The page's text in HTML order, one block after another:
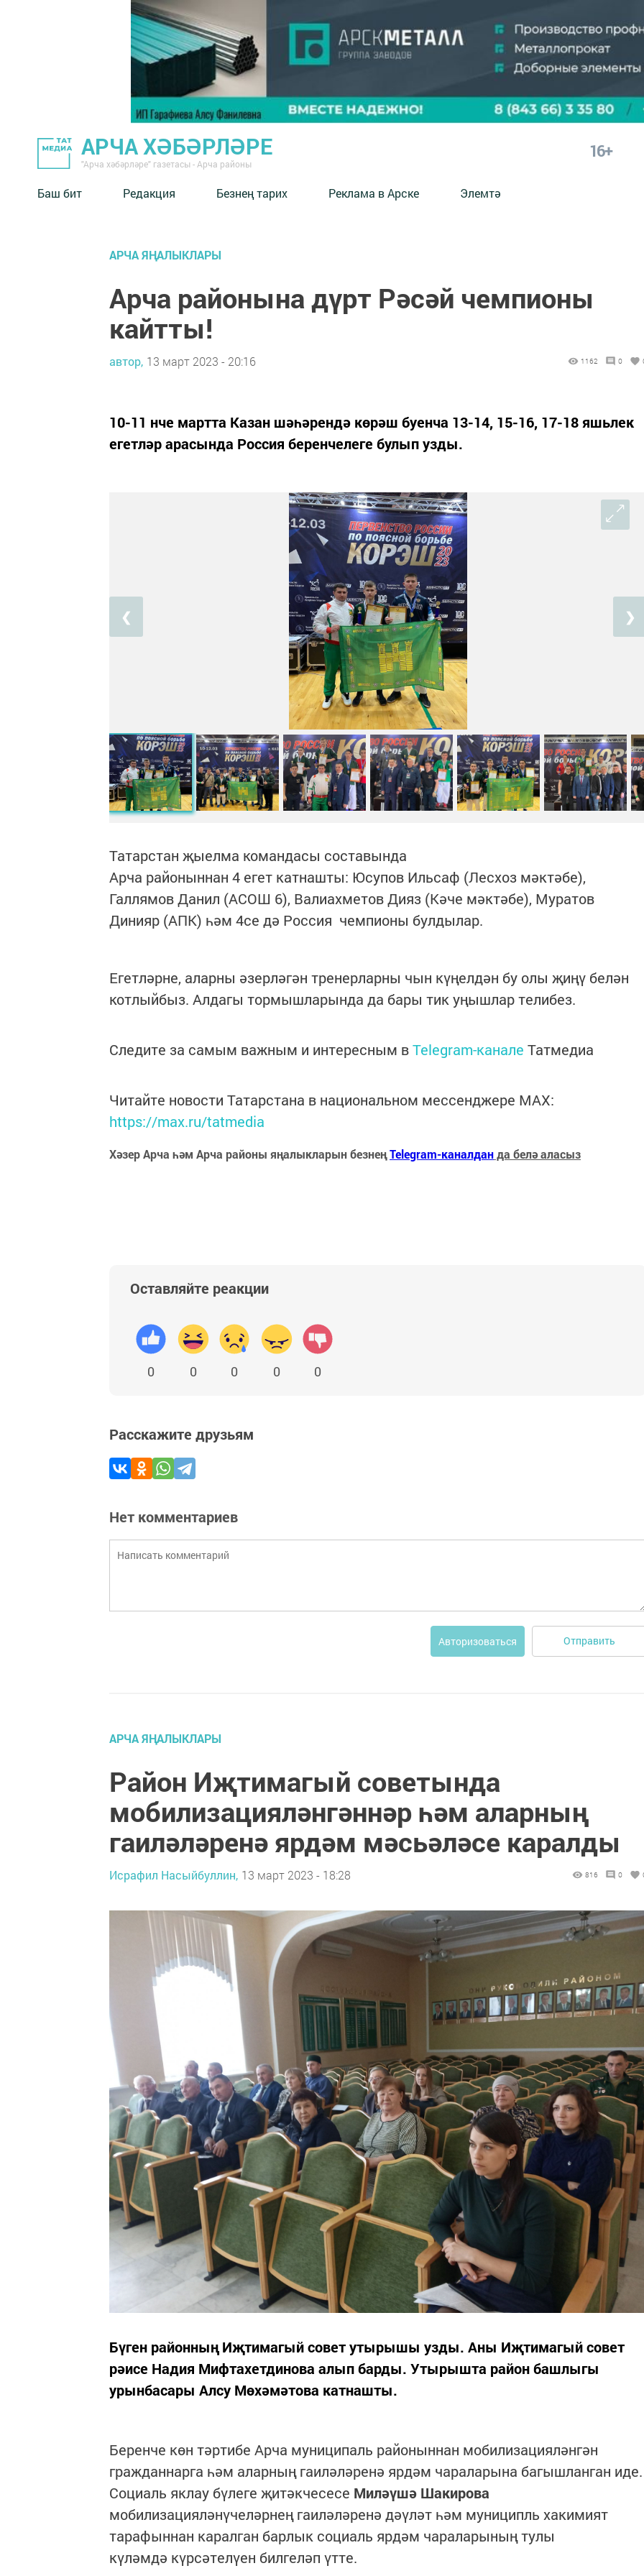
АРЧА ХӘБӘРЛӘРЕ
"Арча хәбәрләре" газетасы - Арча районы
16+
Баш бит Редакция Безнең тарих Реклама в Арске Элемтә
АРЧА ЯҢАЛЫКЛАРЫ
Арча районына дүрт Рәсәй чемпионы
кайтты!
автор, 13 март 2023 - 20:16 1162 0
10-11 нче мартта Казан шәһәрендә көрәш буенча 13-14, 15-16, 17-18 яшьлек
егетләр арасында Россия беренчелеге булып узды.
❮ ❯
Татарстан җыелма командасы составында
Арча районыннан 4 егет катнашты: Юсупов Ильсаф (Лесхоз мәктәбе),
Галлямов Данил (АСОШ 6), Валиахметов Дияз (Кәче мәктәбе), Муратов
Динияр (АПК) һәм 4се дә Россия чемпионы булдылар.
Егетләрне, аларны әзерләгән тренерларны чын күңелдән бу олы җиңү белән
котлыйбыз. Алдагы тормышларында да бары тик уңышлар телибез.
Следите за самым важным и интересным вTelegram-канале Татмедиа
Читайте новости Татарстана в национальном мессенджере MАХ:
https://max.ru/tatmedia
Хәзер Арча һәм Арча районы яңалыкларын безнеңTelegram-каналданда белә аласыз
Оставляйте реакции
0 0 0 0 0
Расскажите друзьям
Нет комментариев
Авторизоваться Отправить
АРЧА ЯҢАЛЫКЛАРЫ
Район Иҗтимагый советында
мобилизацияләнгәннәр һәм аларның
гаиләләренә ярдәм мәсьәләсе каралды
Исрафил Насыйбуллин, 13 март 2023 - 18:28 816 0
Бүген районның Иҗтимагый совет утырышы узды. Аны Иҗтимагый совет
рәисе Надия Мифтахетдинова алып барды. Утырышта район башлыгы
урынбасары Алсу Мөхәмәтова катнашты.
Беренче көн тәртибе Арча муниципаль районыннан мобилизацияләнгән
гражданнарга һәм аларның гаиләләренә ярдәм чараларына багышланган иде.
Социаль яклау бүлеге җитәкчесесе Миләүшә Шакирова
мобилизацияләнүчеләрнең гаиләләренә дәүләт һәм муниципль хакимият
тарафыннан каралган барлык социаль ярдәм чараларының тулы
күләмдә күрсәтелүен билгеләп үтте.